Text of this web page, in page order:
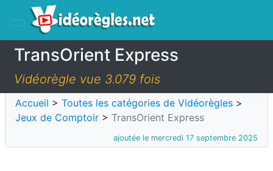
TransOrient Express
Vidéorègle vue 3.079 fois
Accueil > Toutes les catégories de Vidéorègles >
Jeux de Comptoir > TransOrient Express
ajoutée le mercredi 17 septembre 2025